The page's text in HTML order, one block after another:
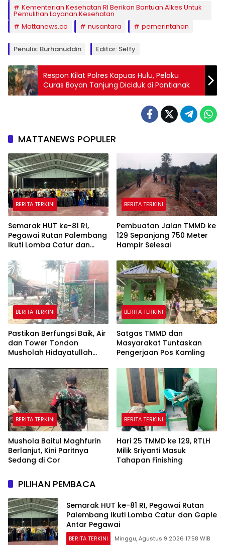
Kementerian Kesehatan RI Berikan Bantuan Alkes Untuk
Pemulihan Layanan Kesehatan
Mattanews.co
nusantara pemerintahan
Penulis: Burhanuddin Editor: Selfy
Respon Kilat Polres Kapuas Hulu, Pelaku
Curas Boyan Tanjung Diciduk di Pontianak
MATTANEWS POPULER
BERITA TERKINI
Semarak HUT ke-81 RI,
Pegawai Rutan Palembang
Ikuti Lomba Catur dan
BERITA TERKINI
Pembuatan Jalan TMMD ke
129 Sepanjang 750 Meter
Hampir Selesai
BERITA TERKINI
Pastikan Berfungsi Baik, Air
dan Tower Tondon
Musholah Hidayatullah
BERITA TERKINI
Satgas TMMD dan
Masyarakat Tuntaskan
Pengerjaan Pos Kamling
BERITA TERKINI
Mushola Baitul Maghfurin
Berlanjut, Kini Paritnya
Sedang di Cor
BERITA TERKINI
Hari 25 TMMD ke 129, RTLH
Milik Sriyanti Masuk
Tahapan Finishing
PILIHAN PEMBACA
Semarak HUT ke-81 RI, Pegawai Rutan
Palembang Ikuti Lomba Catur dan Gaple
Antar Pegawai
BERITA TERKINI Minggu, Agustus 9 2026 17:58 WIB